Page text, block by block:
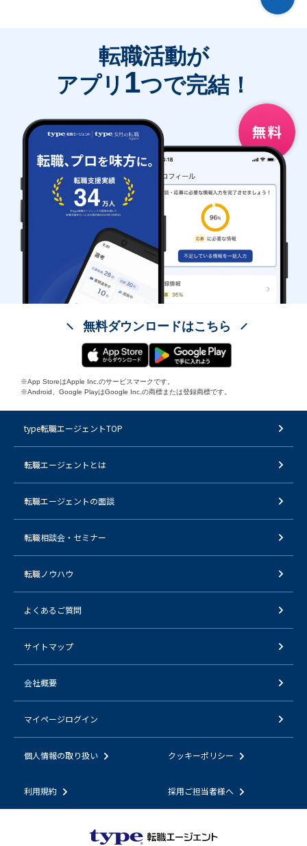
転職活動が
アプリ 1つで完結！
無料ダウンロードはこちら
※App StoreはApple Inc.のサービスマークです。
※Android、Google PlayはGoogle Inc.の商標または登録商標です。
type転職エージェントTOP
転職エージェントとは
転職エージェントの面談
転職相談会・セミナー
転職ノウハウ
よくあるご質問
サイトマップ
会社概要
マイページログイン
個人情報の取り扱い クッキーポリシー
利用規約 採用ご担当者様へ